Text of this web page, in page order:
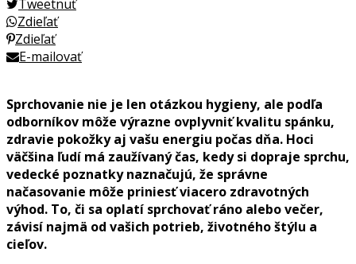
Tweetnuť
Zdieľať
Zdieľať
E-mailovať
Sprchovanie nie je len otázkou hygieny, ale podľa
odborníkov môže výrazne ovplyvniť kvalitu spánku,
zdravie pokožky aj vašu energiu počas dňa. Hoci
väčšina ľudí má zaužívaný čas, kedy si dopraje sprchu,
vedecké poznatky naznačujú, že správne
načasovanie môže priniesť viacero zdravotných
výhod. To, či sa oplatí sprchovať ráno alebo večer,
závisí najmä od vašich potrieb, životného štýlu a
cieľov.